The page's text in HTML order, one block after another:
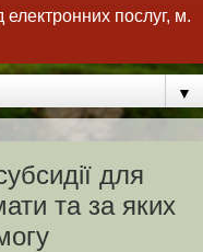
послуг, м.
▼
для
та за яких